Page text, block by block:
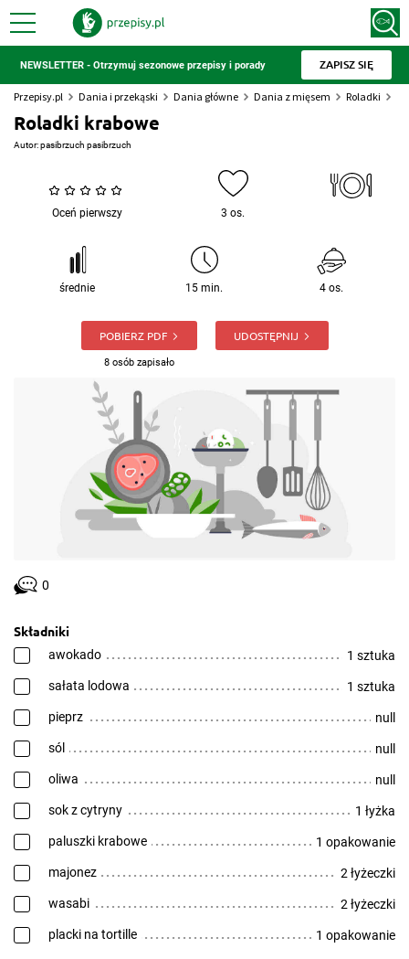
NEWSLETTER - Otrzymuj sezonowe przepisy i porady ZAPISZ SIĘ
Przepisy.pl Dania i przekąski Dania główne Dania z mięsem Roladki
Roladki krabowe
Autor:pasibrzuch pasibrzuch
Oceń pierwszy 3 os.
średnie 15 min. 4 os.
POBIERZ PDF
8 osób zapisało
UDOSTĘPNIJ
0
Składniki
awokado 1 sztuka
sałata lodowa 1 sztuka
pieprz null
sól null
oliwa null
sok z cytryny 1 łyżka
paluszki krabowe 1 opakowanie
majonez 2 łyżeczki
wasabi 2 łyżeczki
placki na tortille 1 opakowanie